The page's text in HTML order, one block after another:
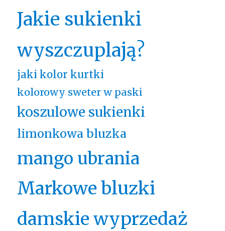
Jakie sukienki
wyszczuplają?
jaki kolor kurtki
kolorowy sweter w paski
koszulowe sukienki
limonkowa bluzka
mango ubrania
Markowe bluzki
damskie wyprzedaż